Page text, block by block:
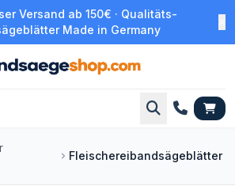
Versand ab 150€ · Qualitäts-
Made in Germany
Fleischereibandsägeblätter